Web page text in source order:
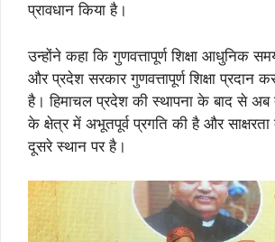
प्रावधान किया है।
उन्होंने कहा कि गुणवत्तापूर्ण शिक्षा आधुनिक
और प्रदेश सरकार गुणवत्तापूर्ण शिक्षा प्रदान
है। हिमाचल प्रदेश की स्थापना के बाद से अब
के क्षेत्र में अभूतपूर्व प्रगति की है और
दूसरे स्थान पर है।